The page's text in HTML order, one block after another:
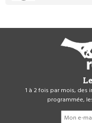
1 à 2 fois par mois, des
programmée,